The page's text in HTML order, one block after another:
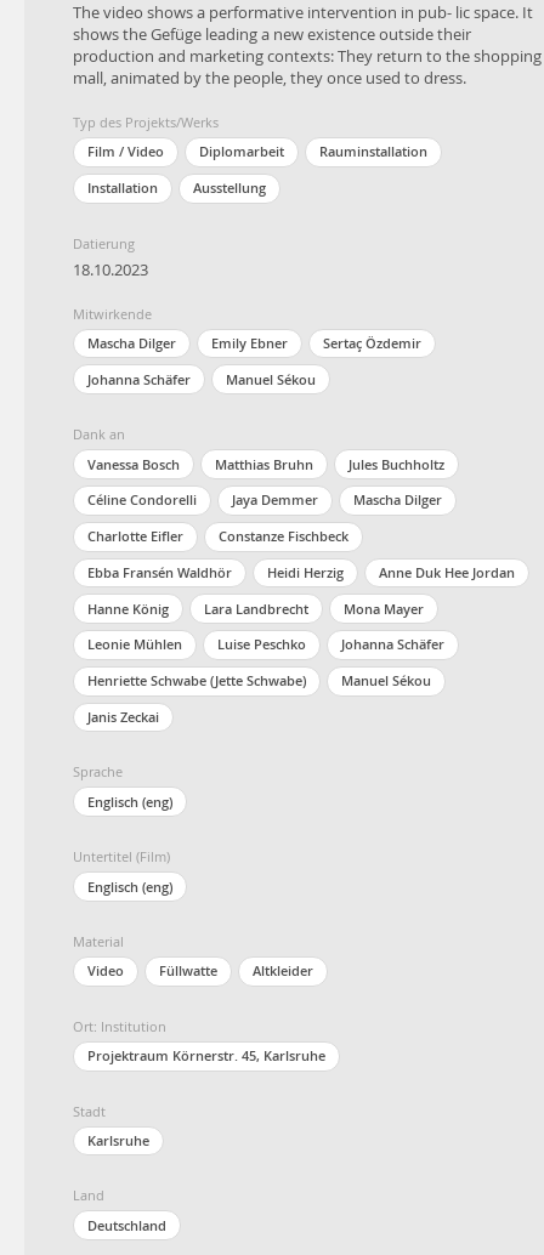
The video shows a performative intervention in pub- lic space. It
shows the Gefüge leading a new existence outside their
production and marketing contexts: They return to the shopping
mall, animated by the people, they once used to dress.
Typ des Projekts/Werks
Film / Video
Diplomarbeit
Rauminstallation
Installation
Ausstellung
Datierung
18.10.2023
Mitwirkende
Mascha Dilger
Emily Ebner
Sertaç Özdemir
Johanna Schäfer
Manuel Sékou
Dank an
Vanessa Bosch
Matthias Bruhn
Jules Buchholtz
Céline Condorelli
Jaya Demmer
Mascha Dilger
Charlotte Eifler
Constanze Fischbeck
Ebba Fransén Waldhör
Heidi Herzig
Anne Duk Hee Jordan
Hanne König
Lara Landbrecht
Mona Mayer
Leonie Mühlen
Luise Peschko
Johanna Schäfer
Henriette Schwabe (Jette Schwabe)
Manuel Sékou
Janis Zeckai
Sprache
Englisch (eng)
Untertitel (Film)
Englisch (eng)
Material
Video
Füllwatte Altkleider
Ort: Institution
Projektraum Körnerstr. 45, Karlsruhe
Stadt
Karlsruhe
Land
Deutschland